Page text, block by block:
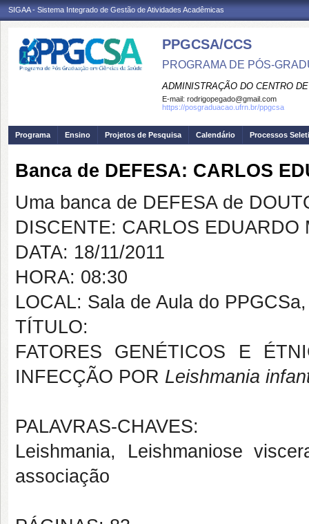
SIGAA - Sistema Integrado de Gestão de Atividades Acadêmicas
PPGCSA/CCS
PROGRAMA DE PÓS-
ADMINISTRAÇÃO DO CENTRO
E-mail: rodrigopegado@gmail.com
https://posgraduacao.ufrn.br/ppgcsa
Programa Ensino Projetos de Pesquisa Calendário Processos
Banca de DEFESA: CARLOS
Uma banca de DEFESA de
DISCENTE: CARLOS EDUARDO
DATA: 18/11/2011
HORA: 08:30
LOCAL: Sala de Aula do
TÍTULO:
FATORES GENÉTICOS E
INFECÇÃO POR Leishmania
PALAVRAS-CHAVES:
Leishmania, Leishmaniose
associação